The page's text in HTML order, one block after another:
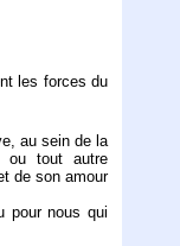
les forces du
au sein de la
ou tout autre
de son amour
pour nous qui